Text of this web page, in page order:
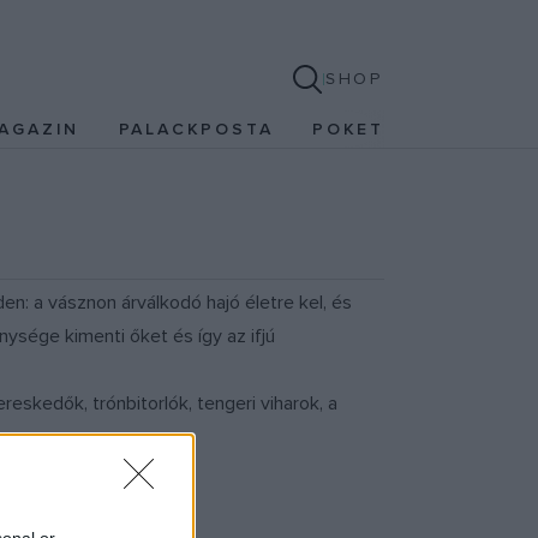
SHOP
PALACKPOSTA POKET
a vásznon árválkodó hajó életre kel, és
kimenti őket és így az ifjú
trónbitorlók, tengeri viharok, a